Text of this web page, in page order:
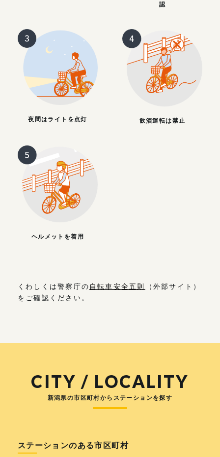
認
夜間はライトを点灯 飲酒運転は禁止
ヘルメットを着用
くわしくは警察庁の 自転車安全五則
（外部サイト）
をご確認ください。
CITY / LOCALITY
新潟県の市区町村からステーションを探す
ステーションのある市区町村